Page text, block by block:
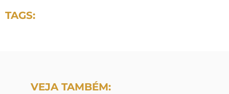
TAGS:
VEJA TAMBÉM: